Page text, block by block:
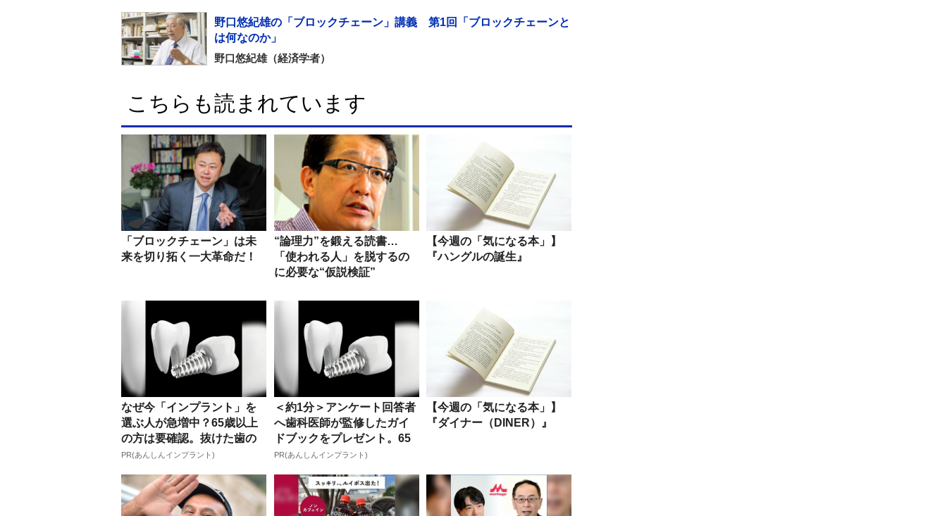
野口悠紀雄の「ブロックチェーン」講義 第1回「ブロックチェーンと
は何なのか」
野口悠紀雄（経済学者）
こちらも読まれています
「ブロックチェーン」は未
来を切り拓く一大革命だ！
“論理力”を鍛える読書…
「使われる人」を脱するの
に必要な“仮説検証”
【今週の「気になる本」】
『ハングルの誕生』
なぜ今「インプラント」を
選ぶ人が急増中？65歳以上
の方は要確認。抜けた歯の
放置は...
PR(あんしんインプラント)
＜約1分＞アンケート回答者
へ歯科医師が監修したガイ
ドブックをプレゼント。65
歳以...
PR(あんしんインプラント)
【今週の「気になる本」】
『ダイナー（DINER）』